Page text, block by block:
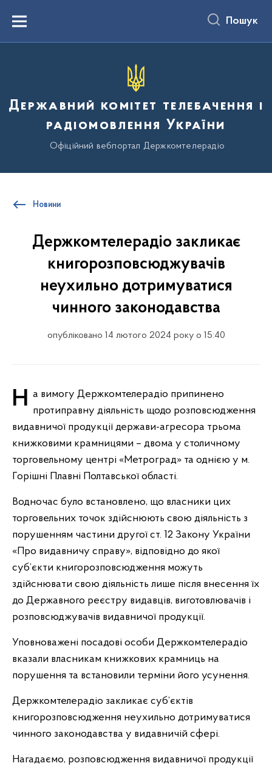
вмістуMenu Пошук
Державний комітет телебачення і
радіомовлення України
Офіційний вебпортал Держкомтелерадіо
Новини
Держкомтелерадіо закликає
книгорозповсюджувачів
неухильно дотримуватися
чинного законодавства
опубліковано 14 лютого 2024 року о 15:40
На вимогу Держкомтелерадіо припинено протиправну діяльність щодо розповсюдження
видавничої продукції держави-агресора трьома
книжковими крамницями – двома у столичному
торговельному центрі «Метроград» та однією у м.
Горішні Плавні Полтавської області.
Водночас було встановлено, що власники цих
торговельних точок здійснюють свою діяльність з
порушенням частини другої ст. 12 Закону України
«Про видавничу справу», відповідно до якої
суб’єкти книгорозповсюдження можуть
здійснювати свою діяльність лише після внесення їх
до Державного реєстру видавців, виготовлювачів і
розповсюджувачів видавничої продукції.
Уповноважені посадові особи Держкомтелерадіо
вказали власникам книжкових крамниць на
порушення та встановили терміни його усунення.
Держкомтелерадіо закликає суб’єктів
книгорозповсюдження неухильно дотримуватися
чинного законодавства у видавничій сфері.
Нагадаємо, розповсюдження видавничої продукції